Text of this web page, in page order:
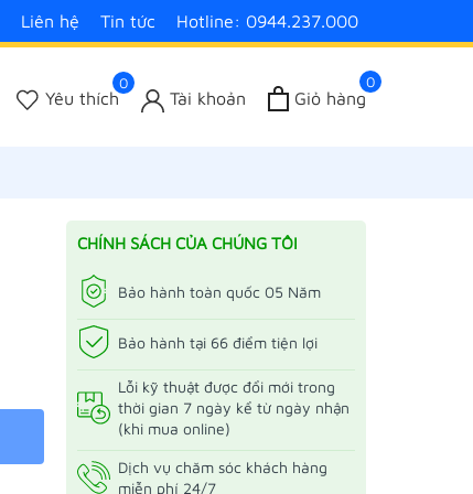
Liên hệ Tin tức Hotline: 0944.237.000
0
Yêu thích Tài khoản
0
Giỏ hàng
CHÍNH SÁCH CỦA CHÚNG TÔI
Bảo hành toàn quốc 05 Năm
Bảo hành tại 66 điểm tiện lợi
Lỗi kỹ thuật được đổi mới trong
thời gian 7 ngày kể từ ngày nhận
(khi mua online)
Dịch vụ chăm sóc khách hàng
miễn phí 24/7